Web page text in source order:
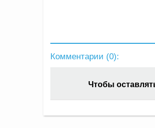
Комментарии (0):
Чтобы